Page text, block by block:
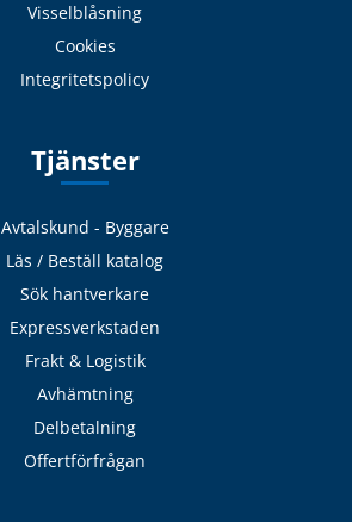
Visselblåsning
Cookies
Integritetspolicy
Tjänster
Avtalskund - Byggare
Läs / Beställ katalog
Sök hantverkare
Expressverkstaden
Frakt & Logistik
Avhämtning
Delbetalning
Offertförfrågan